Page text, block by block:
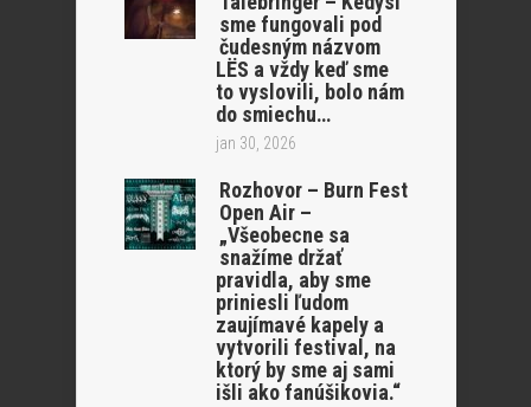
sme fungovali pod
čudesným názvom
LËS a vždy keď sme
to vyslovili, bolo nám
do smiechu…
jan 30, 2026
Rozhovor – Burn Fest
Open Air –
„Všeobecne sa
snažíme držať
pravidla, aby sme
priniesli ľudom
zaujímavé kapely a
vytvorili festival, na
ktorý by sme aj sami
išli ako fanúšikovia.“